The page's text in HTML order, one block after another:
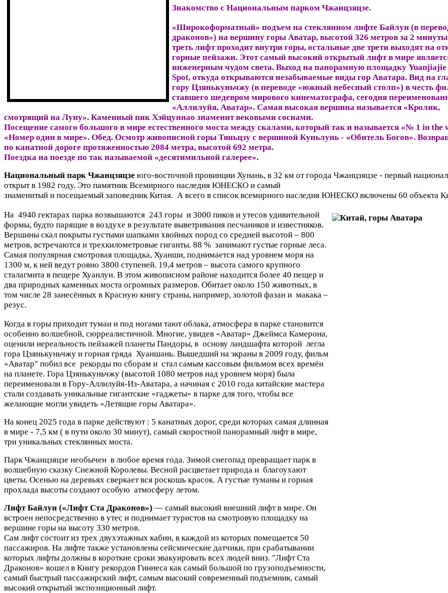
Знакомство с Национальным парком Чжанцзяцзе.
«Широкоформатный» подъем на стеклянном лифте Байлун (в
драконов») на вершину горы Аватар, высотой 326 метров за 2
треть лифт проходит внутри горы, остальные две трети выходят на
горные пейзажи. Этот самый высокий открытый лифт в мире
инженерным чудом света. Выход на панорамную площадку Yuanjiajie
Spot, откуда открываются незабываемые виды гор Аватара. Вид на
гору Цзянькуньчжу (в переводе «южный небесный столп») в честь
ставшего шедевром мирового кинематографа, сегодня
«Аллилуйя, Аватар». Самая высокая вершина называется «Кролик,
смотрящий на Луну». Каменный пик Хэйцуннао знаменит вековыми соснами.
Посещение самого большого в мире естественного моста между скалами, который так и называется «№ 1 in the
«Номер один в мире». Обед. Осмотр живописной горы Тяньцзу с вершиной Куньлунь - «Обитель Богов».
по канатной дороге протяженностью 2084 метра, высотой 692 метра.
Поездка на поезде по так называемой «десятимильной галерее».
Национальный парк Чжанцзяцзе юго-восточной провинции Хунань, в 32 км от города Чжанцзяцзе - первый
открыт в 1982 году. Это памятник Всемирного наследия ЮНЕСКО и самый
знаменитый и посещаемый заповедник Китая. А всего в список всемирного наследия ЮНЕСКО включены 60 объекта
На 4940 гектарах парка возвышаются 243 горы и 3000 пиков и утесов удивительной
формы, будто парящие в воздухе в результате выветривания песчаников и известняков.
Вершины скал покрыты густыми шапками хвойных пород со средней высотой – 800
метров, встречаются и трехкилометровые гиганты. 88 % занимают густые горные леса.
Самая популярная смотровая площадка, Хуанши, поднимается над уровнем моря на
1300 м, к ней ведут ровно 3800 ступеней. 19,4 метров – высота самого крупного
сталагмита в пещере Хуанлун. В этом живописном районе находится более 40 пещер и
два природных каменных моста огромных размеров. Обитает около 150 животных, в
том числе 28 занесённых в Красную книгу страны, например, золотой фазан и макака –
резус.
Когда в горы приходит туман и под ногами тают облака, атмосфера в парке становится
особенно волшебной, сюрреалистичной. Многие, увидев «Аватар» Джеймса Камерона,
оценили нереальность пейзажей планеты Пандоры, в основу ландшафта которой легла
гора Цзянькуньчжу и горная гряда Хуаншань. Вышедший на экраны в 2009 году, фильм
»Аватар" побил все рекорды по сборам и стал самым кассовым фильмом всех времён
на планете. Гора Цзянькуньчжу (высотой 1080 метров над уровнем моря) была
переименовали в Гору-Аллилуйя-Из-Аватара, а начиная с 2010 года китайские мастера
стали создавать уникальные гигантские «гаджеты» в парке для того, чтобы все
желающие могли увидеть «Летящие горы Аватара».
На конец 2025 года в парке действуют : 5 канатных дорог, среди которых самая длинная
в мире - 7,5 км ( в пути около 30 минут), самый скоростной панорамный лифт в мире,
три уникальных стеклянных моста.
Парк Чжанцзяцзе необычен в любое время года. Зимой снегопад превращает парк в
волшебную сказку Снежной Королевы. Весной расцветает природа и благоухают
цветы. Осенью на деревьях сверкает вся роскошь красок. А густые туманы и горная
прохлада высоты создают особую атмосферу летом.
Лифт Байлун («Лифт Ста Драконов») — самый высокий внешний лифт в мире. Он
встроен непосредственно в утес и поднимает туристов на смотровую площадку на
вершине горы на высоту 330 метров.
Сам лифт состоит из трех двухэтажных кабин, в каждой из которых помещается 50
пассажиров. На лифте также установлены сейсмические датчики, при срабатывании
которых лифты должны в короткие сроки эвакуировать всех людей вниз. "Лифт Ста
Драконов» вошел в Книгу рекордов Гиннеса как самый большой по грузоподъемности,
самый быстрый пассажирский лифт, самым высокий современный подъемник, самый
высокий открытый экспозиционный лифт.